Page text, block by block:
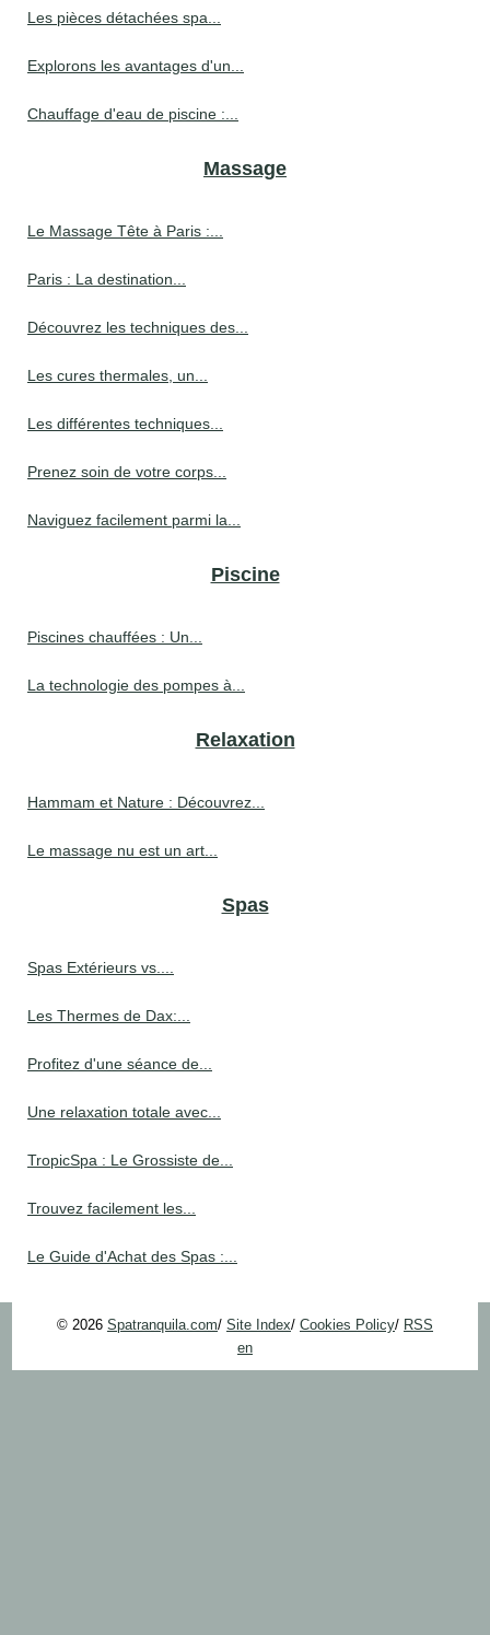
Les pièces détachées spa...
Explorons les avantages d'un...
Chauffage d'eau de piscine :...
Massage
Le Massage Tête à Paris :...
Paris : La destination...
Découvrez les techniques des...
Les cures thermales, un...
Les différentes techniques...
Prenez soin de votre corps...
Naviguez facilement parmi la...
Piscine
Piscines chauffées : Un...
La technologie des pompes à...
Relaxation
Hammam et Nature : Découvrez...
Le massage nu est un art...
Spas
Spas Extérieurs vs....
Les Thermes de Dax:...
Profitez d'une séance de...
Une relaxation totale avec...
TropicSpa : Le Grossiste de...
Trouvez facilement les...
Le Guide d'Achat des Spas :...
© 2026 Spatranquila.com/ Site Index/ Cookies Policy/ RSS
en